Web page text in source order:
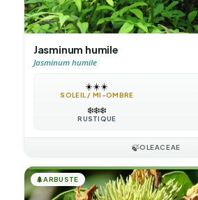
Jasminum humile
Jasminum humile
☀️☀️☀️
SOLEIL / MI-OMBRE
❄️❄️❄️
RUSTIQUE
🍃OLEACEAE
🌲ARBUSTE